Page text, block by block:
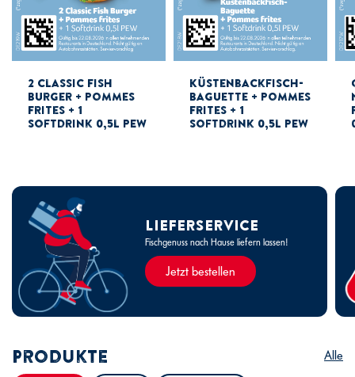
2 Classic Fish
Burger + Pommes
Frites + 1
Softdrink 0,5l PEW
Küstenbackfisch-
Baguette + Pommes
Frites + 1
Softdrink 0,5l PEW
LIEFERSERVICE
Fischgenuss nach Hause liefern lassen!
Jetzt bestellen
Produkte Alle